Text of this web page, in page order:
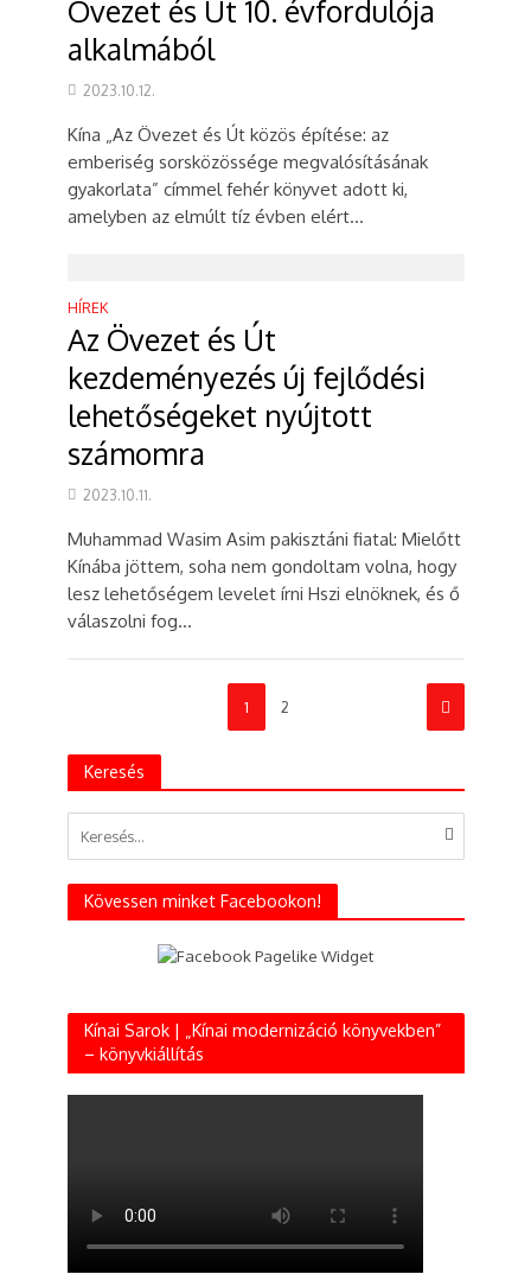
Övezet és Út 10. évfordulója
alkalmából
2023.10.12.
Kína „Az Övezet és Út közös építése: az
emberiség sorsközössége megvalósításának
gyakorlata” címmel fehér könyvet adott ki,
amelyben az elmúlt tíz évben elért...
HÍREK
Az Övezet és Út
kezdeményezés új fejlődési
lehetőségeket nyújtott
számomra
2023.10.11.
Muhammad Wasim Asim pakisztáni fiatal: Mielőtt
Kínába jöttem, soha nem gondoltam volna, hogy
lesz lehetőségem levelet írni Hszi elnöknek, és ő
válaszolni fog...
1 2
Keresés
Kövessen minket Facebookon!
Kínai Sarok | „Kínai modernizáció könyvekben”
– könyvkiállítás